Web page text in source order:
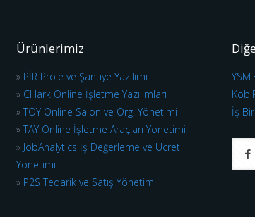
Ürünlerimiz
» PİR Proje ve Şantiye Yazılımı
» CHark Online İşletme Yazılımları
»TOY Online Salon ve Org. Yönetimi
»TAY Online İşletme Araçları Yönetimi
» JobAnalytics İş Değerleme ve Ücret
Yönetimi
» P2S Tedarik ve Satış Yönetimi
İş